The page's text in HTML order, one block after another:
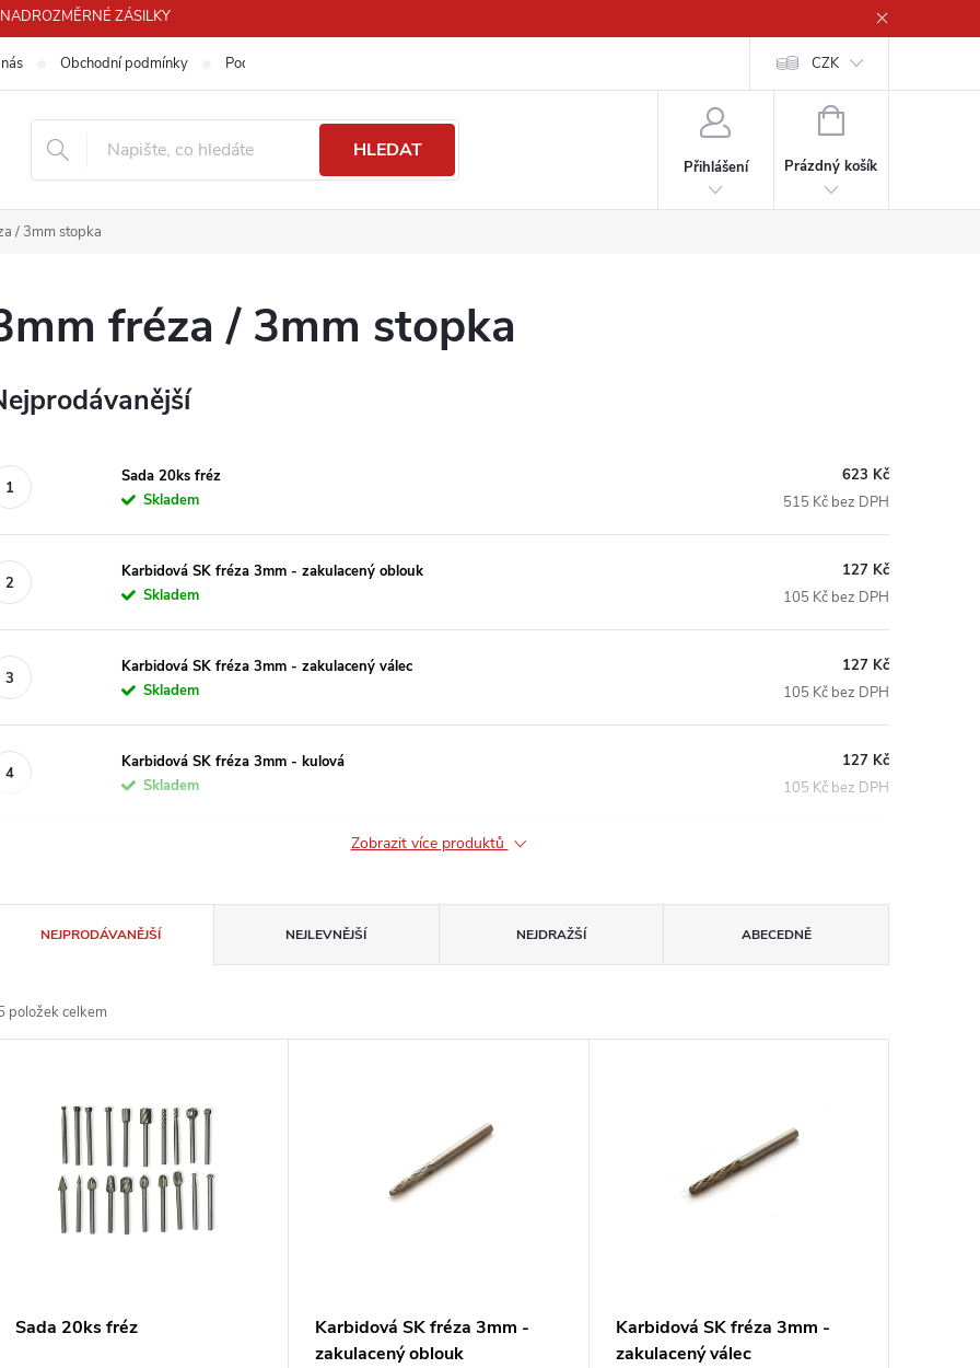
ZÁSILKY
Obchodní podmínky Podmínky ochrany osobních údajů CZK
HLEDAT
Přihlášení
NÁKUPNÍ
Prázdný košík
/ 3mm stopka
fréza / 3mm stopka
Sada 20ks fréz
Skladem
623 Kč
515 Kč bez DPH
Karbidová SK fréza 3mm - zakulacený oblouk
Skladem
127 Kč
105 Kč bez DPH
Karbidová SK fréza 3mm - zakulacený válec
Skladem
127 Kč
105 Kč bez DPH
Karbidová SK fréza 3mm - kulová
Skladem
127 Kč
105 Kč bez DPH
Zobrazit více produktů
NEJPRODÁVANĚJŠÍ NEJLEVNĚJŠÍ NEJDRAŽŠÍ ABECEDNĚ
položek celkem
Sada 20ks fréz
Karbidová SK fréza 3mm -
zakulacený oblouk
Karbidová SK fréza 3mm -
zakulacený válec